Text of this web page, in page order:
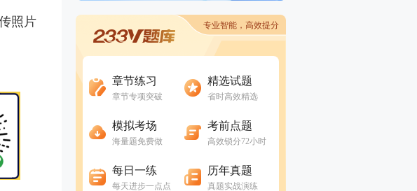
照片
专业智能，高效提分
章节练习
章节专项突破
精选试题
省时高效精选
模拟考场
海量题免费做
考前点题
高效锁分72小时
每日一练
每天进步一点点
历年真题
真题实战演练